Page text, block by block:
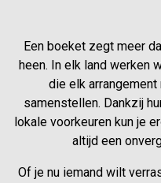
Een boeket zegt meer
heen. In elk land werken
die elk
samenstellen. Dankzij
lokale voorkeuren kun je
altijd een
Of je nu iemand wilt